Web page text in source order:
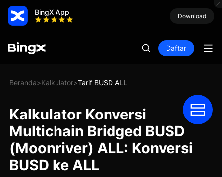
BingX App Download
Daftar
Beranda>Kalkulator>Tarif BUSD ALL
Kalkulator Konversi
Multichain Bridged BUSD
(Moonriver) ALL: Konversi
BUSD ke ALL